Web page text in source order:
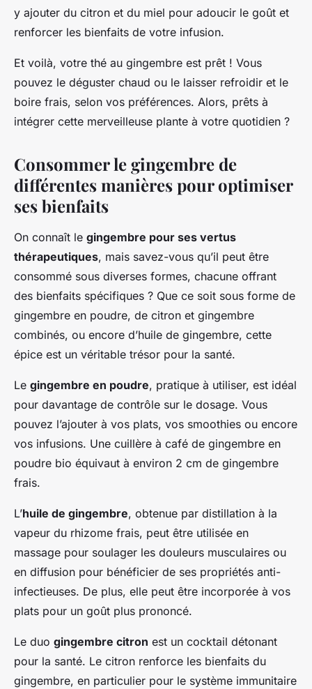
y ajouter du citron et du miel pour adoucir le goût et
renforcer les bienfaits de votre infusion.
Et voilà, votre thé au gingembre est prêt ! Vous
pouvez le déguster chaud ou le laisser refroidir et le
boire frais, selon vos préférences. Alors, prêts à
intégrer cette merveilleuse plante à votre quotidien ?
Consommer le gingembre de
différentes manières pour optimiser
ses bienfaits
On connaît le gingembre pour ses vertus
thérapeutiques, mais savez-vous qu’il peut être
consommé sous diverses formes, chacune offrant
des bienfaits spécifiques ? Que ce soit sous forme de
gingembre en poudre, de citron et gingembre
combinés, ou encore d’huile de gingembre, cette
épice est un véritable trésor pour la santé.
Le gingembre en poudre, pratique à utiliser, est idéal
pour davantage de contrôle sur le dosage. Vous
pouvez l’ajouter à vos plats, vos smoothies ou encore
vos infusions. Une cuillère à café de gingembre en
poudre bio équivaut à environ 2 cm de gingembre
frais.
L’huile de gingembre, obtenue par distillation à la
vapeur du rhizome frais, peut être utilisée en
massage pour soulager les douleurs musculaires ou
en diffusion pour bénéficier de ses propriétés anti-
infectieuses. De plus, elle peut être incorporée à vos
plats pour un goût plus prononcé.
Le duo gingembre citron est un cocktail détonant
pour la santé. Le citron renforce les bienfaits du
gingembre, en particulier pour le système immunitaire